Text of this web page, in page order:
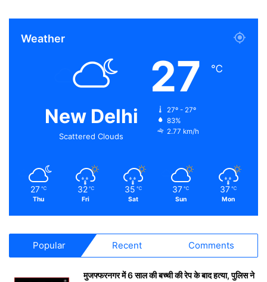
Weather
New Delhi
Scattered Clouds
27 ℃
27º - 27º
83%
2.77 km/h
27 ℃
Thu
32 ℃
Fri
35 ℃
Sat
37 ℃
Sun
37 ℃
Mon
Popular Recent Comments
मुजफ्फरनगर में 6 साल की बच्ची की रेप के बाद हत्या, पुलिस ने